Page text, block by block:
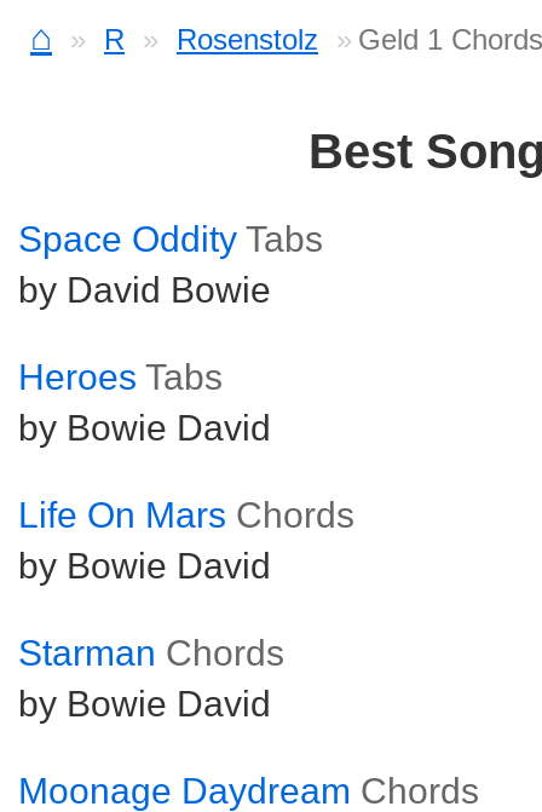
⌂ R Rosenstolz Geld 1 Chords
Best
Space Oddity Tabs
by David Bowie
Heroes Tabs
by Bowie David
Life On Mars Chords
by Bowie David
Starman Chords
by Bowie David
Moonage Daydream Chords